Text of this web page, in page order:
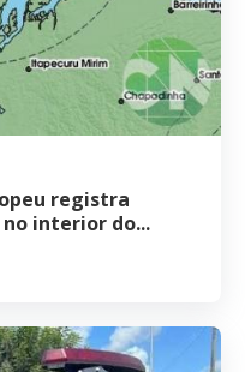
registra
interior do...